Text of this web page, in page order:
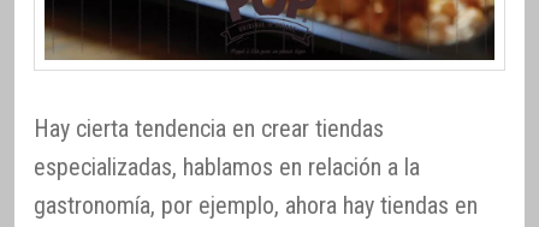
Hay cierta tendencia en crear tiendas
especializadas, hablamos en relación a la
gastronomía, por ejemplo, ahora hay tiendas en